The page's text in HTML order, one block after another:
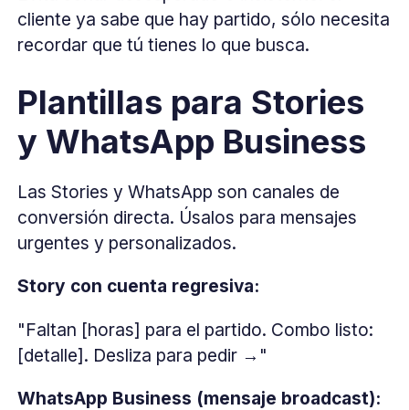
cliente ya sabe que hay partido, sólo necesita
recordar que tú tienes lo que busca.
Plantillas para Stories
y WhatsApp Business
Las Stories y WhatsApp son canales de
conversión directa. Úsalos para mensajes
urgentes y personalizados.
Story con cuenta regresiva:
"Faltan [horas] para el partido. Combo listo:
[detalle]. Desliza para pedir →"
WhatsApp Business (mensaje broadcast):